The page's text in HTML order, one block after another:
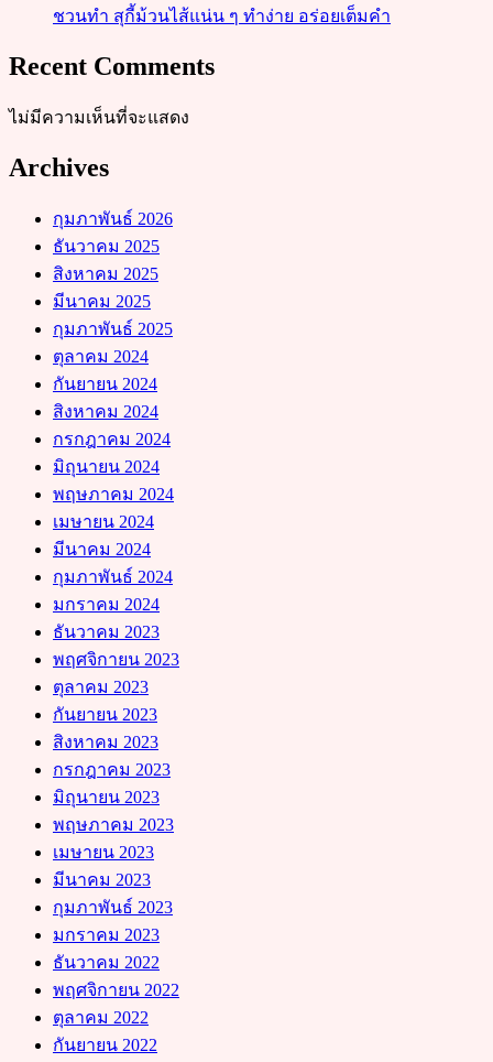
ชวนทำ สุกี้ม้วนไส้แน่น ๆ ทำง่าย อร่อยเต็มคำ
Recent Comments
ไม่มีความเห็นที่จะแสดง
Archives
กุมภาพันธ์ 2026
ธันวาคม 2025
สิงหาคม 2025
มีนาคม 2025
กุมภาพันธ์ 2025
ตุลาคม 2024
กันยายน 2024
สิงหาคม 2024
กรกฎาคม 2024
มิถุนายน 2024
พฤษภาคม 2024
เมษายน 2024
มีนาคม 2024
กุมภาพันธ์ 2024
มกราคม 2024
ธันวาคม 2023
พฤศจิกายน 2023
ตุลาคม 2023
กันยายน 2023
สิงหาคม 2023
กรกฎาคม 2023
มิถุนายน 2023
พฤษภาคม 2023
เมษายน 2023
มีนาคม 2023
กุมภาพันธ์ 2023
มกราคม 2023
ธันวาคม 2022
พฤศจิกายน 2022
ตุลาคม 2022
กันยายน 2022